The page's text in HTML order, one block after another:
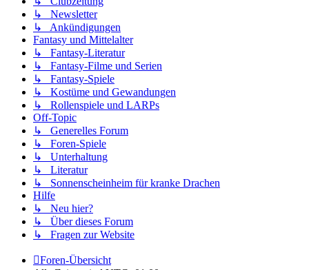
↳ Newsletter
↳ Ankündigungen
Fantasy und Mittelalter
↳ Fantasy-Literatur
↳ Fantasy-Filme und Serien
↳ Fantasy-Spiele
↳ Kostüme und Gewandungen
↳ Rollenspiele und LARPs
Off-Topic
↳ Generelles Forum
↳ Foren-Spiele
↳ Unterhaltung
↳ Literatur
↳ Sonnenscheinheim für kranke Drachen
Hilfe
↳ Neu hier?
↳ Über dieses Forum
↳ Fragen zur Website
Foren-Übersicht